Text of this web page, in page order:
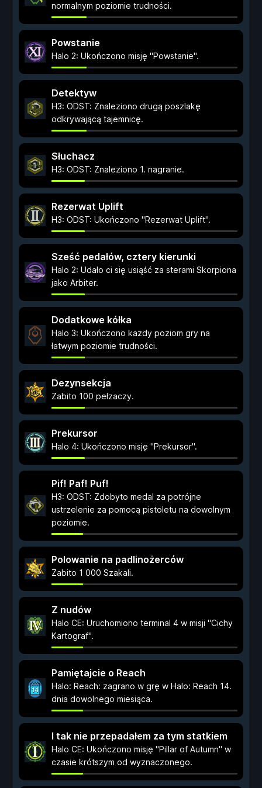
normalnym poziomie trudności.
Powstanie
Halo 2: Ukończono misję "Powstanie".
Detektyw
H3: ODST: Znaleziono drugą poszlakę
odkrywającą tajemnicę.
Słuchacz
H3: ODST: Znaleziono 1. nagranie.
Rezerwat Uplift
H3: ODST: Ukończono "Rezerwat Uplift".
Sześć pedałów, cztery kierunki
Halo 2: Udało ci się usiąść za sterami Skorpiona
jako Arbiter.
Dodatkowe kółka
Halo 3: Ukończono każdy poziom gry na
łatwym poziomie trudności.
Dezynsekcja
Zabito 100 pełzaczy.
Prekursor
Halo 4: Ukończono misję "Prekursor".
Pif! Paf! Puf!
H3: ODST: Zdobyto medal za potrójne
ustrzelenie za pomocą pistoletu na dowolnym
poziomie.
Polowanie na padlinożerców
Zabito 1 000 Szakali.
Z nudów
Halo CE: Uruchomiono terminal 4 w misji "Cichy
Kartograf".
Pamiętajcie o Reach
Halo: Reach: zagrano w grę w Halo: Reach 14.
dnia dowolnego miesiąca.
I tak nie przepadałem za tym statkiem
Halo CE: Ukończono misję "Pillar of Autumn" w
czasie krótszym od wyznaczonego.